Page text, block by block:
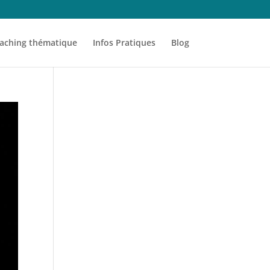
thématique Infos Pratiques Blog